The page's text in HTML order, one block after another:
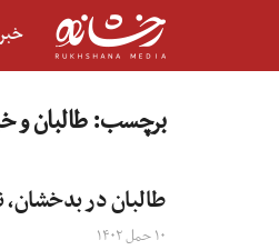
خبر
برچسب:طالبان و
طالبان در بدخشان،
۱۰ حمل ۱۴۰۲